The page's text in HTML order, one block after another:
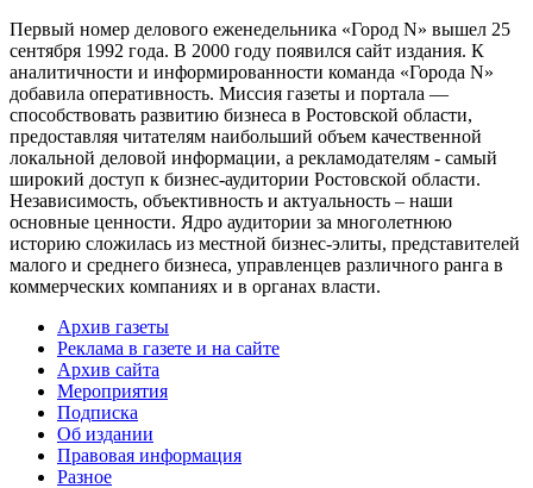
Первый номер делового еженедельника «Город N» вышел 25
сентября 1992 года. В 2000 году появился сайт издания. К
аналитичности и информированности команда «Города N»
добавила оперативность. Миссия газеты и портала —
способствовать развитию бизнеса в Ростовской области,
предоставляя читателям наибольший объем качественной
локальной деловой информации, а рекламодателям - самый
широкий доступ к бизнес-аудитории Ростовской области.
Независимость, объективность и актуальность – наши
основные ценности. Ядро аудитории за многолетнюю
историю сложилась из местной бизнес-элиты, представителей
малого и среднего бизнеса, управленцев различного ранга в
коммерческих компаниях и в органах власти.
Архив газеты
Реклама в газете и на сайте
Архив сайта
Мероприятия
Подписка
Об издании
Правовая информация
Разное